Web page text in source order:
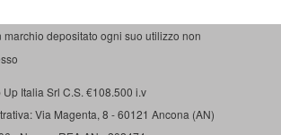
marchio depositato ogni suo utilizzo non
Italia Srl C.S. €108.500 i.v
Via Magenta, 8 - 60121 Ancona (AN)